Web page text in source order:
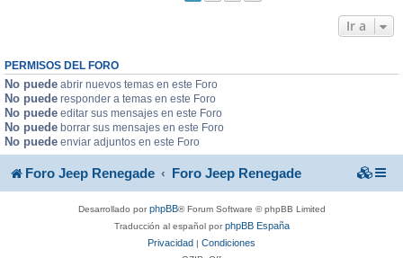
Ir a
PERMISOS DEL FORO
No puede abrir nuevos temas en este Foro
No puede responder a temas en este Foro
No puede editar sus mensajes en este Foro
No puede borrar sus mensajes en este Foro
No puede enviar adjuntos en este Foro
Foro Jeep Renegade Foro Jeep Renegade
Desarrollado porphpBB® Forum Software © phpBB Limited
Traducción al español porphpBB España
Privacidad | Condiciones